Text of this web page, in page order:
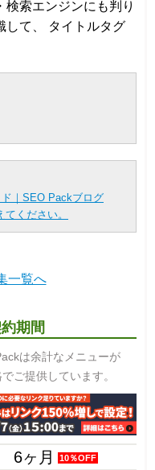
索エンジンにも判り
して、 タイトルタグ
｜SEO Packブログ
ください。
一覧へ
期間
は余計なメニューが
ご提供しています。
6ヶ月 10％OFF